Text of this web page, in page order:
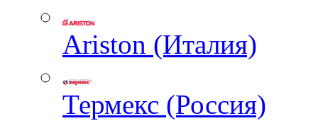
Ariston (Италия)
Термекс (Россия)